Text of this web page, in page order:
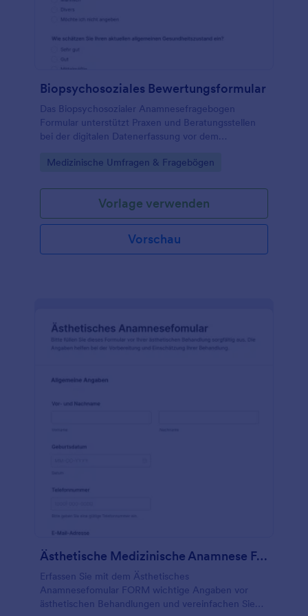
Biopsychosoziales Bewertungsformular
Das Biopsychosozialer Anamnesefragebogen
Formular unterstützt Praxen und Beratungsstellen
bei der digitalen Datenerfassung vor dem
Ressourcen frühzeitig sichtbar werden.
Go to Category:
Medizinische Umfragen & Fragebögen
Vorlage verwenden
Vorschau
Ästhetische Medizinische Anamnese Fragebogen
Erfassen Sie mit dem Ästhetisches
Anamnesefomular FORM wichtige Angaben vor
ästhetischen Behandlungen und vereinfachen Sie